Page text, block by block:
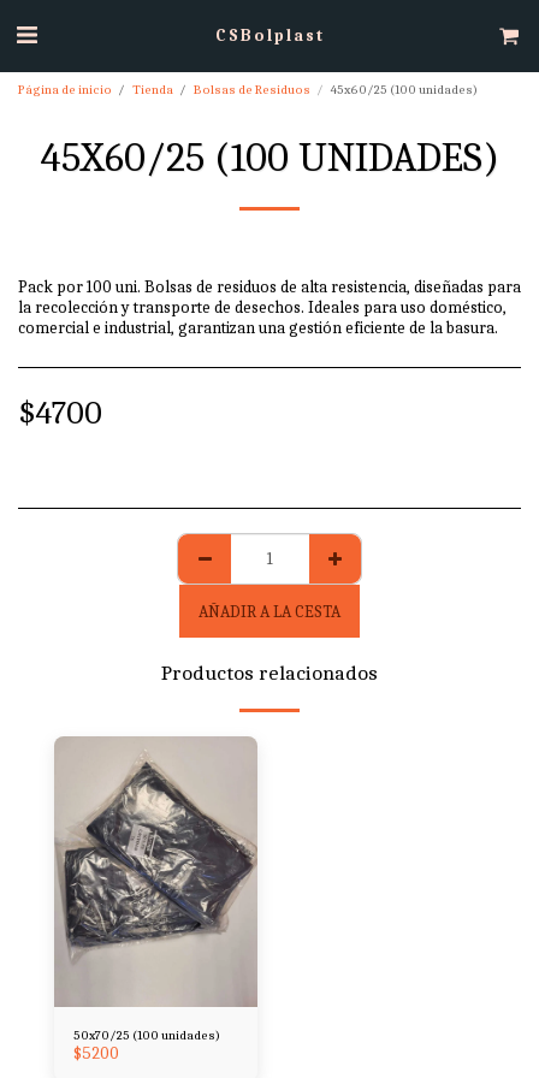
CSBolplast
Página de inicio Tienda Bolsas de Residuos 45x60/25 (100 unidades)
45X60/25 (100 UNIDADES)
Pack por 100 uni. Bolsas de residuos de alta resistencia, diseñadas para
la recolección y transporte de desechos. Ideales para uso doméstico,
comercial e industrial, garantizan una gestión eficiente de la basura.
$4700
AÑADIR A LA CESTA
Productos relacionados
50x70/25 (100 unidades)
$5200